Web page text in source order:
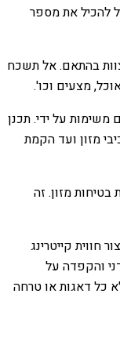
להכיל את מספר
בהתאם. אל תשכח
מצעים וכו'.
משימות על ידי. תכנן
מזון ועד הקמת
מזון. זה
חווית קייטרינג
והקפדה על
כל דאגות או טרחה